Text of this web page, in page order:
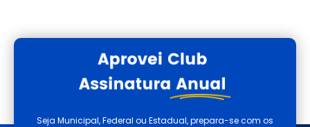
Seja Municipal, Federal ou Estadual, prepara-se com os